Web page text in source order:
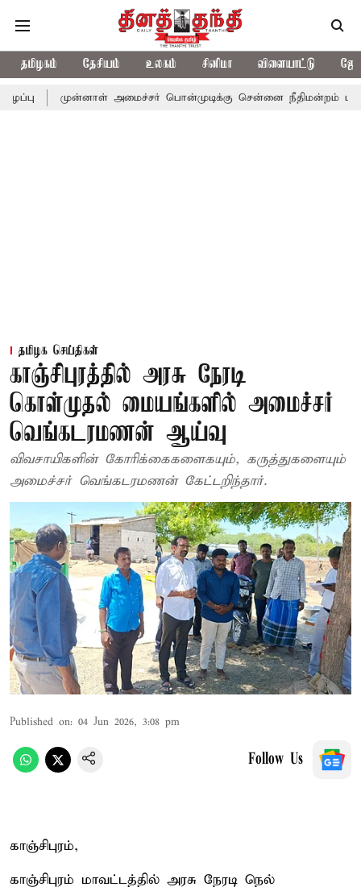
தமிழகம் தேசியம் உலகம் சினிமா விளையாட்டு
முன்னாள் அமைச்சர் பொன்முடிக்கு சென்னை நீதிமன்றம் பிடிவாராண்ட்
தமிழக செய்திகள்
காஞ்சிபுரத்தில் அரசு நேரடி
கொள்முதல் மையங்களில் அமைச்சர்
வெங்கடரமணன் ஆய்வு
விவசாயிகளின் கோரிக்கைகளைகயும், கருத்துகளையும்
அமைச்சர் வெங்கடரமணன் கேட்டறிந்தார்.
Published on: 04 Jun 2026, 3:08 pm
Follow Us
காஞ்சிபுரம்,
காஞ்சிபுரம் மாவட்டத்தில் அரசு நேரடி நெல்